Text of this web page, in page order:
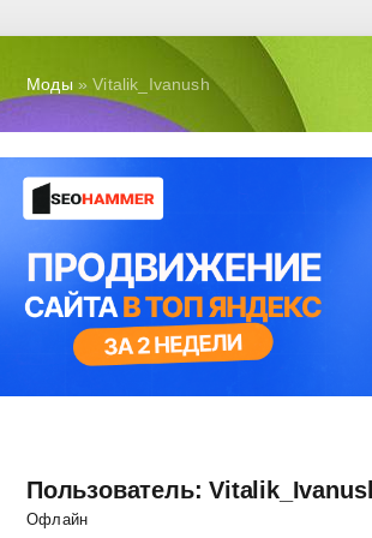
Моды» Vitalik_Ivanush
Пользователь:
Офлайн